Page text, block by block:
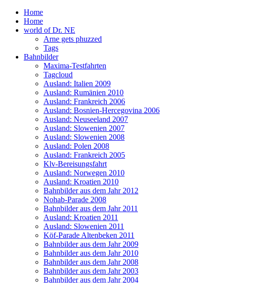
Home
Home
world of Dr. NE
Arne gets phuzzed
Tags
Bahnbilder
Maxima-Testfahrten
Tagcloud
Ausland: Italien 2009
Ausland: Rumänien 2010
Ausland: Frankreich 2006
Ausland: Bosnien-Hercegovina 2006
Ausland: Neuseeland 2007
Ausland: Slowenien 2007
Ausland: Slowenien 2008
Ausland: Polen 2008
Ausland: Frankreich 2005
Klv-Bereisungsfahrt
Ausland: Norwegen 2010
Ausland: Kroatien 2010
Bahnbilder aus dem Jahr 2012
Nohab-Parade 2008
Bahnbilder aus dem Jahr 2011
Ausland: Kroatien 2011
Ausland: Slowenien 2011
Köf-Parade Altenbeken 2011
Bahnbilder aus dem Jahr 2009
Bahnbilder aus dem Jahr 2010
Bahnbilder aus dem Jahr 2008
Bahnbilder aus dem Jahr 2003
Bahnbilder aus dem Jahr 2004